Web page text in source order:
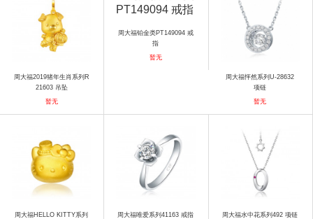
周大福2019猪年生肖系列R
21603 吊坠
暂无
周大福铂金类PT149094 戒
指
暂无
周大福怦然系列U-28632
项链
暂无
周大福HELLO KITTY系列 周大福唯爱系列41163 戒指 周大福水中花系列492 项链